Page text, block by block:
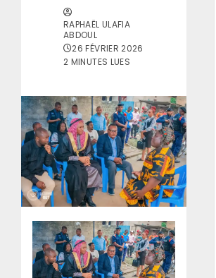
RAPHAËL ULAFIA
ABDOUL
26 FÉVRIER 2026
2 MINUTES LUES